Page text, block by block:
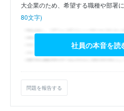
大企業のため、希望する職種や部署
80文字)
社員の本音を読
問題を報告する